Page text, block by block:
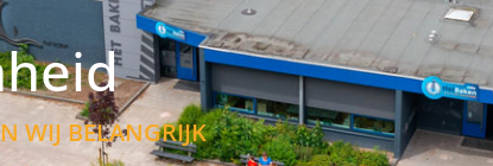
WIJ BELANGRIJK